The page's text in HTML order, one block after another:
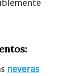
neveras